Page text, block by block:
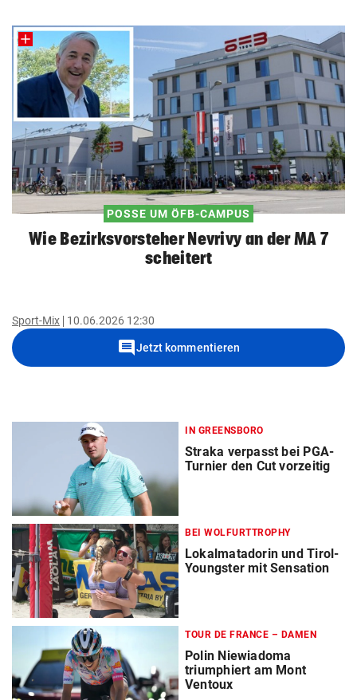
POSSE UM ÖFB-CAMPUS
Wie Bezirksvorsteher Nevrivy an der MA 7
scheitert
Sport-Mix 10.06.2026 12:30
commentJetzt kommentieren
IN GREENSBORO
Straka verpasst bei PGA-
Turnier den Cut vorzeitig
BEI WOLFURTTROPHY
Lokalmatadorin und Tirol-
Youngster mit Sensation
TOUR DE FRANCE – DAMEN
Polin Niewiadoma
triumphiert am Mont
Ventoux